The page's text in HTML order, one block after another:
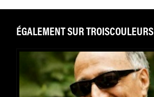
ÉGALEMENT SUR TROISCOULEURS